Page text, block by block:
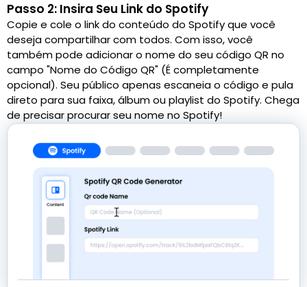
Passo 2: Insira Seu Link do Spotify
Copie e cole o link do conteúdo do Spotify que você
deseja compartilhar com todos. Com isso, você
também pode adicionar o nome do seu código QR no
campo "Nome do Código QR" (É completamente
opcional). Seu público apenas escaneia o código e pula
direto para sua faixa, álbum ou playlist do Spotify. Chega
de precisar procurar seu nome no Spotify!